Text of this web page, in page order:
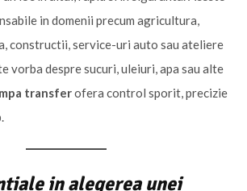
in domenii precum agricultura,
constructii, service-uri auto sau ateliere
vorba despre sucuri, uleiuri, apa sau alte
transferofera control sporit, precizie
in alegerea unei